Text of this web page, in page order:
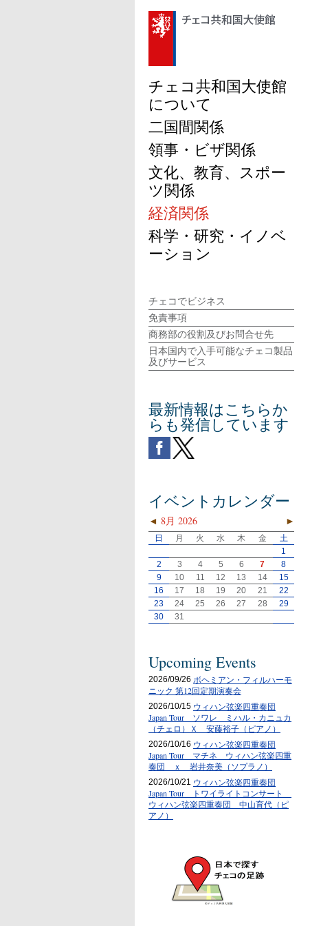
チェコ共和国大使館
について
二国間関係
領事・ビザ関係
文化、教育、スポー
ツ関係
経済関係
科学・研究・イノベ
ーション
チェコでビジネス
免責事項
商務部の役割及びお問合せ先
日本国内で入手可能なチェコ製品
及びサービス
最新情報はこちらか
らも発信しています
イベントカレンダー
◄ ►
8月 2026
日 月 火 水 木 金
土
1
2
3 4 5 6 7
8
9
10 11 12 13 14
15
16
17 18 19 20 21
22
23
24 25 26 27 28
29
30
31
Upcoming Events
2026/09/26 ボヘミアン・フィルハーモ
ニック 第12回定期演奏会
2026/10/15 ウィハン弦楽四重奏団
Japan Tour ソワレ ミハル・カニュカ
（チェロ）Ｘ 安藤裕子（ピアノ）
2026/10/16 ウィハン弦楽四重奏団
Japan Tour マチネ ウィハン弦楽四重
奏団 ｘ 岩井奈美（ソプラノ）
2026/10/21 ウィハン弦楽四重奏団
Japan Tour トワイライトコンサート
ウィハン弦楽四重奏団 中山育代（ピ
アノ）